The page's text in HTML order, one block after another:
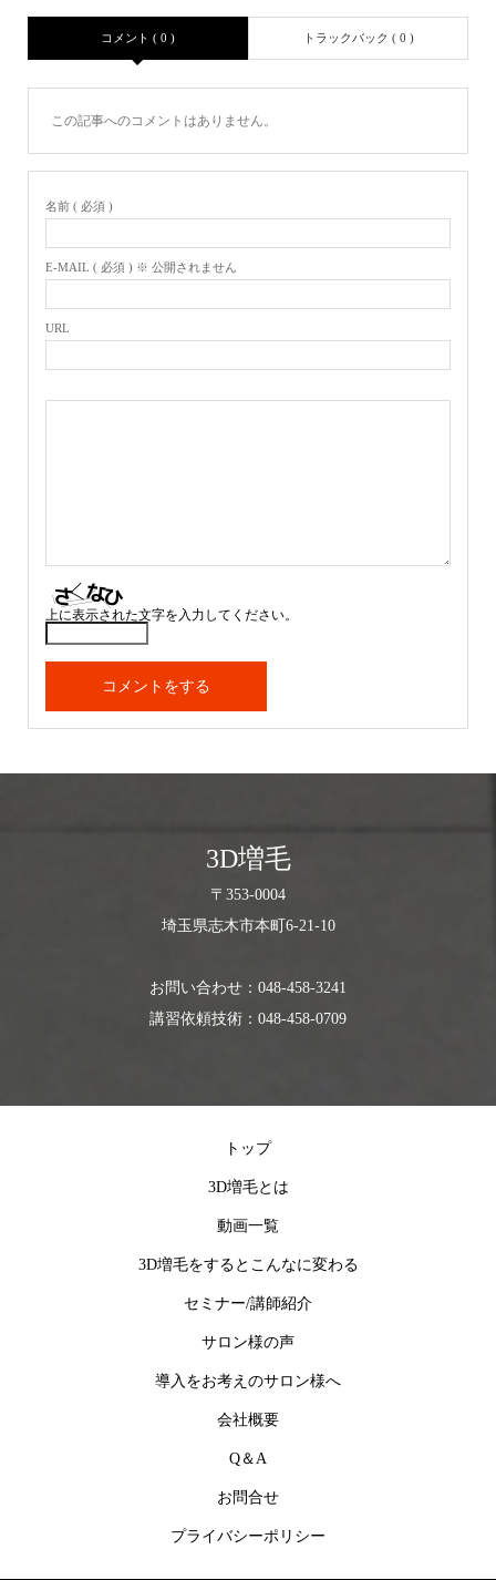
コメント ( 0 ) トラックバック ( 0 )
この記事へのコメントはありません。
名前 ( 必須 )
E-MAIL ( 必須 ) ※ 公開されません
URL
上に表示された文字を入力してください。
3D増毛
〒353-0004
埼玉県志木市本町6-21-10
お問い合わせ：048-458-3241
講習依頼技術：048-458-0709
トップ
3D増毛とは
動画一覧
3D増毛をするとこんなに変わる
セミナー/講師紹介
サロン様の声
導入をお考えのサロン様へ
会社概要
Q＆A
お問合せ
プライバシーポリシー